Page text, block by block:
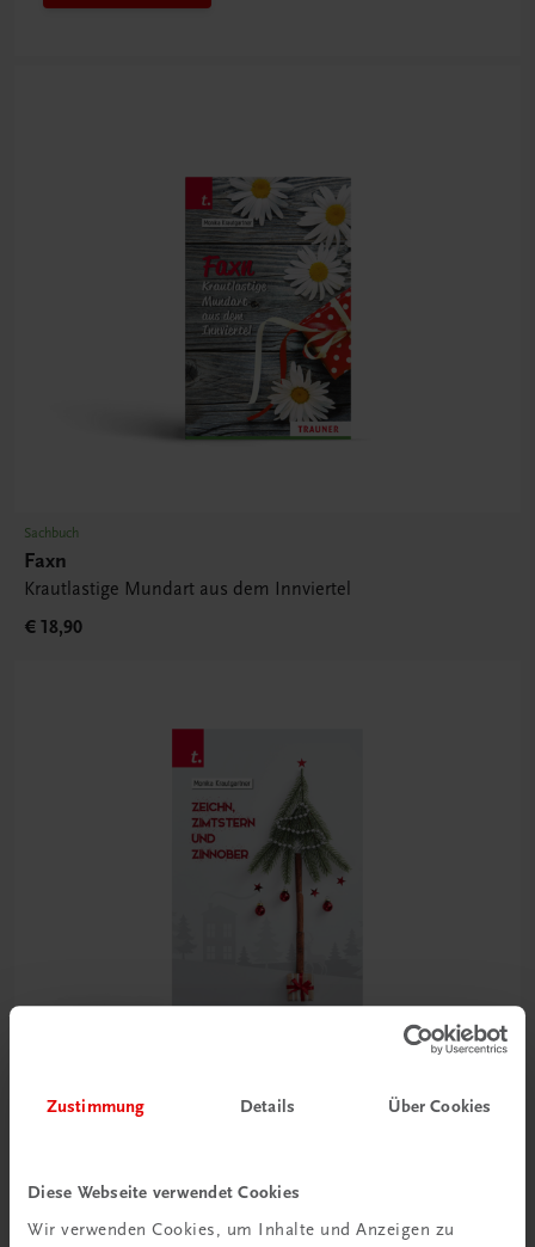
Zustimmung Details Über Cookies
Diese Webseite verwendet Cookies
Wir verwenden Cookies, um Inhalte und Anzeigen zu
Sachbuch
Faxn
Krautlastige Mundart aus dem Innviertel
€ 18,90
€ 18,90